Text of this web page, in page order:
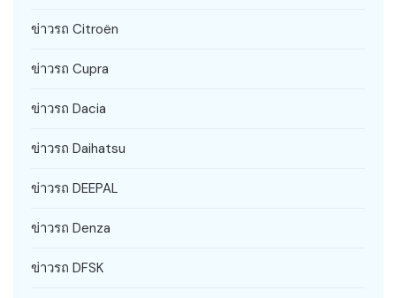
ข่าวรถ Citroën
ข่าวรถ Cupra
ข่าวรถ Dacia
ข่าวรถ Daihatsu
ข่าวรถ DEEPAL
ข่าวรถ Denza
ข่าวรถ DFSK